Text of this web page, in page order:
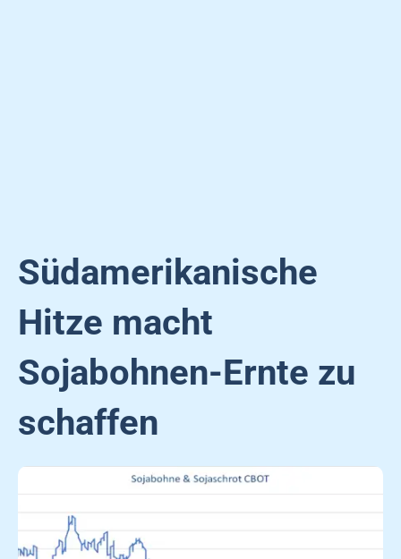
Südamerikanische
Hitze macht
Sojabohnen-Ernte zu
schaffen